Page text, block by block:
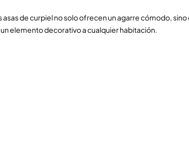
de curpiel no solo ofrecen un agarre cómodo,
elemento decorativo a cualquier habitación.